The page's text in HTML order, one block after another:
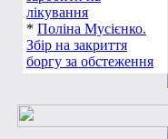
лікування
* Поліна Мусієнко.
Збір на закриття
боргу за обстеження